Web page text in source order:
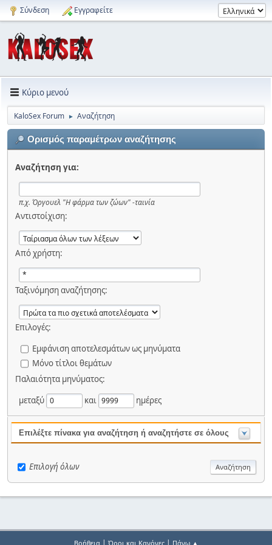
Σύνδεση Εγγραφείτε
Κύριο μενού
KaloSex Forum ► Αναζήτηση
Ορισμός παραμέτρων αναζήτησης
Αναζήτηση για:
π.χ. Όργουελ "Η φάρμα των ζώων" -ταινία
Αντιστοίχιση:
Από χρήστη:
Ταξινόμηση αναζήτησης:
Επιλογές:
Εμφάνιση αποτελεσμάτων ως μηνύματα
Μόνο τίτλοι θεμάτων
Παλαιότητα μηνύματος:
μεταξύ
και ημέρες
Επιλέξτε πίνακα για αναζήτηση ή αναζητήστε σε όλους
Επιλογή όλων
Βοήθεια Όροι και Κανόνες Πάνω ▲